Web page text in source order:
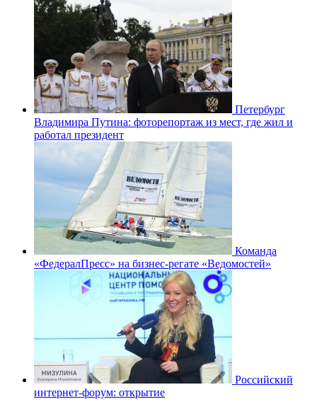
Петербург
Владимира Путина: фоторепортаж из мест, где жил и
работал президент
Команда
«ФедералПресс» на бизнес-регате «Ведомостей»
Российский
интернет-форум: открытие